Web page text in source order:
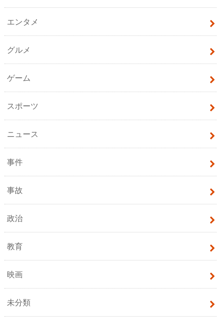
エンタメ
グルメ
ゲーム
スポーツ
ニュース
事件
事故
政治
教育
映画
未分類